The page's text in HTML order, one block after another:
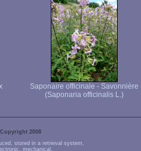
Saponaire officinale - Savonnière
(Saponaria officinalis L.)
2008
stored in a retrieval system,
mechanical,